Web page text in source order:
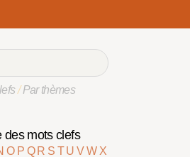
/Par thèmes
des mots clefs
O P Q R S TUVW X